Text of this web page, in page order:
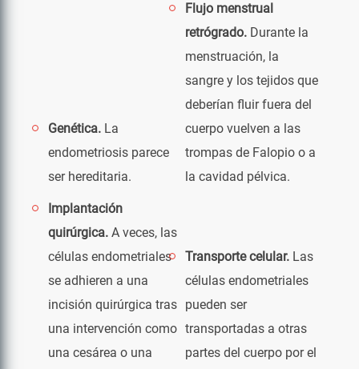
Genética. La
endometriosis parece
ser hereditaria.
Flujo menstrual
retrógrado. Durante la
menstruación, la
sangre y los tejidos que
deberían fluir fuera del
cuerpo vuelven a las
trompas de Falopio o a
la cavidad pélvica.
Implantación
quirúrgica. A veces, las
células endometriales
se adhieren a una
incisión quirúrgica tras
una intervención como
una cesárea o una
Transporte celular. Las
células endometriales
pueden ser
transportadas a otras
partes del cuerpo por el